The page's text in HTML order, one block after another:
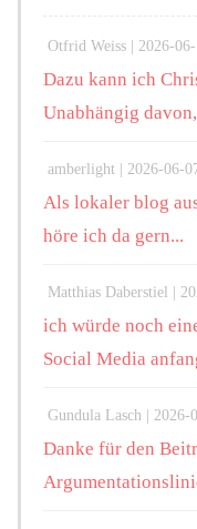
Otfrid Weiss | 2026-
Dazu kann ich
Unabhängig
amberlight | 2026-06-
Als lokaler blog
höre ich da gern...
Matthias Daberstiel |
ich würde noch
Social Media
Gundula Lasch | 2026-
Danke für den